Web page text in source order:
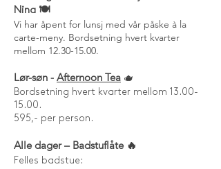
Nina 🍽️
Vi har åpent for lunsj med vår påske à la
carte-meny. Bordsetning hvert kvarter
mellom 12.30-15.00.
Lør-søn - Afternoon Tea 🫖
Bordsetning hvert kvarter mellom 13.00-
15.00.
595,- per person.
Alle dager – Badstuflåte 🔥
Felles badstue: